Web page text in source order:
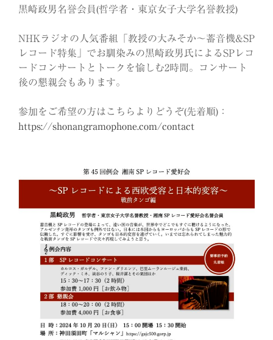
黒崎政男名誉会員(哲学者・東京女子大学名誉教授)
NHKラジオの人気番組「教授の大みそか〜蓄音機&SP
レコード特集」でお馴染みの黒崎政男氏によるSPレコ
ードコンサートとトークを愉しむ2時間。コンサート
後の懇親会もあります。
参加をご希望の方はこちらよりどうぞ(先着順)：
https://shonangramophone.com/contact